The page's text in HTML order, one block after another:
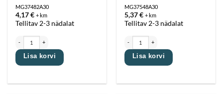
MG37482A30
4,17€ + km
Tellitav 2-3 nädalat
Lisa korvi
MG37548A30
5,37€ + km
Tellitav 2-3 nädalat
Lisa korvi